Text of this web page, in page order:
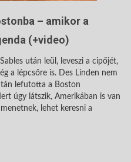
– amikor a
(+video)
után leül, leveszi a cipőjét,
a lépcsőre is. Des Linden nem
lefutotta a Boston
úgy látszik, Amerikában is van
lehet keresni a